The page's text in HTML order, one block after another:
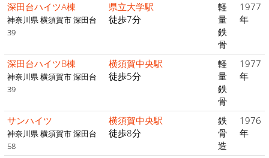
深田台ハイツA棟
神奈川県 横須賀市 深田台
39
県立大学駅
徒歩7分
軽
量
鉄
骨
1977
年
深田台ハイツB棟
神奈川県 横須賀市 深田台
39
横須賀中央駅
徒歩5分
軽
量
鉄
骨
1977
年
サンハイツ
神奈川県 横須賀市 深田台
58
横須賀中央駅
徒歩8分
鉄
骨
造
1976
年